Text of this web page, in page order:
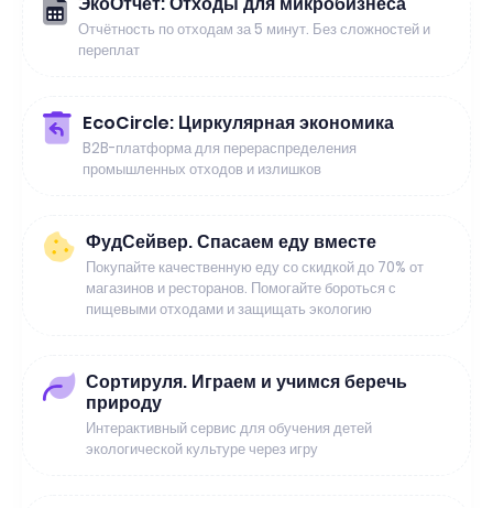
Отчётность по отходам за 5 минут. Без сложностей и
переплат
EcoCircle: Циркулярная экономика
B2B-платформа для перераспределения
промышленных отходов и излишков
ФудСейвер. Спасаем еду вместе
Покупайте качественную еду со скидкой до 70% от
магазинов и ресторанов. Помогайте бороться с
пищевыми отходами и защищать экологию
Сортируля. Играем и учимся беречь
природу
Интерактивный сервис для обучения детей
экологической культуре через игру